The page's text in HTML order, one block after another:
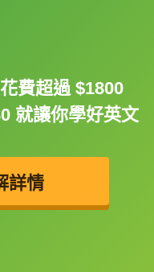
費超過 $1800
就讓你學好英文
詳情